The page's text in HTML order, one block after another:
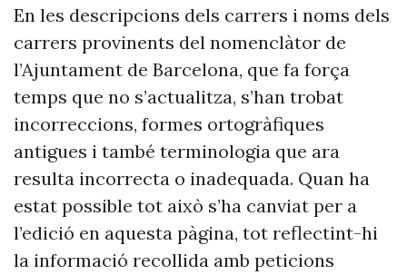
En les descripcions dels carrers i noms dels
carrers provinents del nomenclàtor de
l’Ajuntament de Barcelona, que fa força
temps que no s’actualitza, s’han trobat
incorreccions, formes ortogràfiques
antigues i també terminologia que ara
resulta incorrecta o inadequada. Quan ha
estat possible tot això s’ha canviat per a
l’edició en aquesta pàgina, tot reflectint-hi
la informació recollida amb peticions